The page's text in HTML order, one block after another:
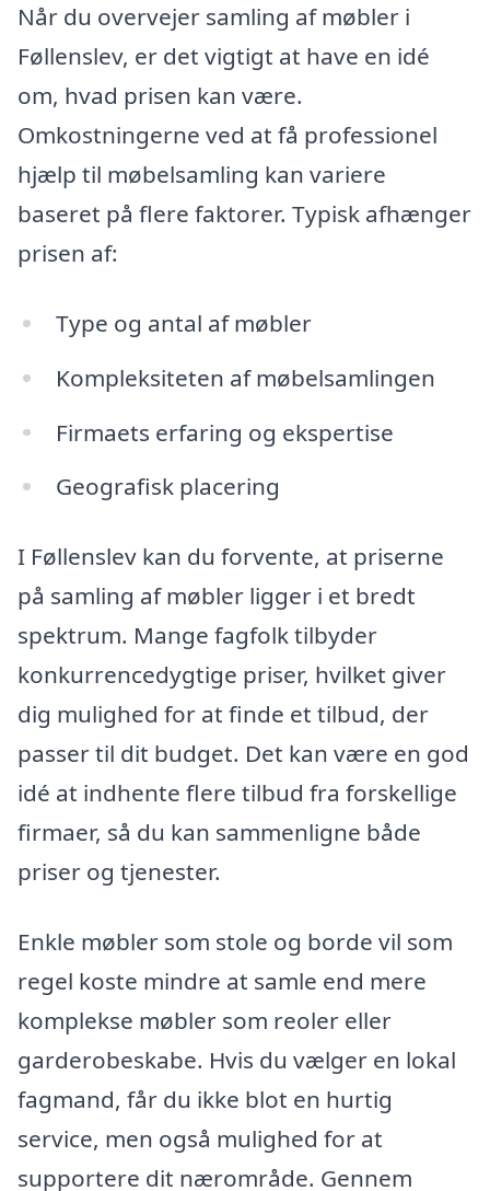
Når du overvejer samling af møbler i
Føllenslev, er det vigtigt at have en idé
om, hvad prisen kan være.
Omkostningerne ved at få professionel
hjælp til møbelsamling kan variere
baseret på flere faktorer. Typisk afhænger
prisen af:
Type og antal af møbler
Kompleksiteten af møbelsamlingen
Firmaets erfaring og ekspertise
Geografisk placering
I Føllenslev kan du forvente, at priserne
på samling af møbler ligger i et bredt
spektrum. Mange fagfolk tilbyder
konkurrencedygtige priser, hvilket giver
dig mulighed for at finde et tilbud, der
passer til dit budget. Det kan være en god
idé at indhente flere tilbud fra forskellige
firmaer, så du kan sammenligne både
priser og tjenester.
Enkle møbler som stole og borde vil som
regel koste mindre at samle end mere
komplekse møbler som reoler eller
garderobeskabe. Hvis du vælger en lokal
fagmand, får du ikke blot en hurtig
service, men også mulighed for at
supportere dit nærområde. Gennem